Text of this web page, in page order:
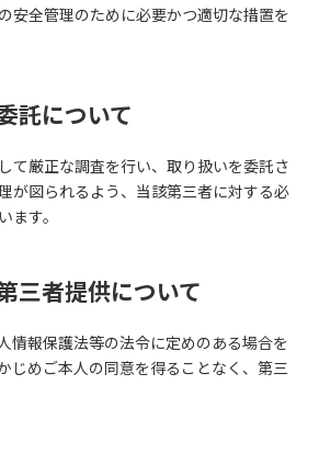
安全管理のために必要かつ適切な措置を
託について
て厳正な調査を行い、取り扱いを委託さ
が図られるよう、当該第三者に対する必
ます。
三者提供について
情報保護法等の法令に定めのある場合を
じめご本人の同意を得ることなく、第三